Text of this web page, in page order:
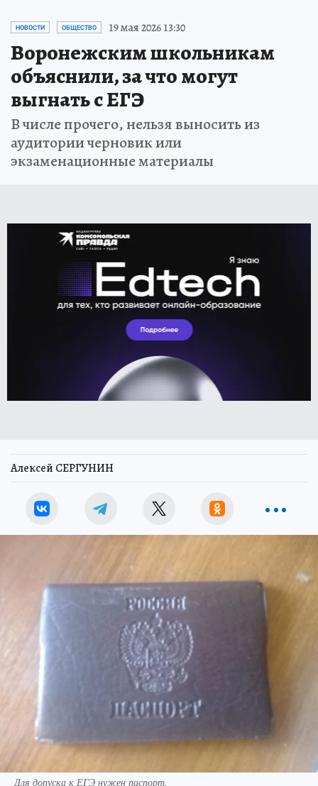
НОВОСТИ ОБЩЕСТВО 19 мая 2026 13:30
Воронежским школьникам
объяснили, за что могут
выгнать с ЕГЭ
В числе прочего, нельзя выносить из
аудитории черновик или
экзаменационные материалы
Алексей СЕРГУНИН
Для допуска к ЕГЭ нужен паспорт.